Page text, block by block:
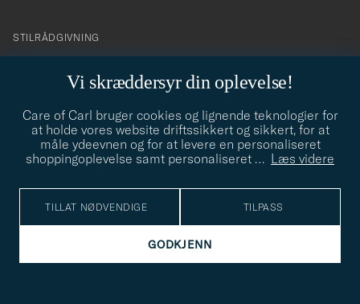
Vi skræddersyr din oplevelse!
Care of Carl bruger cookies og lignende teknologier for
at holde vores website driftssikkert og sikkert, for at
måle ydeevnen og for at levere en personaliseret
shoppingoplevelse samt personaliseret … Læs videre
TILLAT NØDVENDIGE TILPASS
GODKJENN
info@careofcarl.no
STILRÅDGIVNING
STILRÅDGIVNING
© Care of Carl 2026